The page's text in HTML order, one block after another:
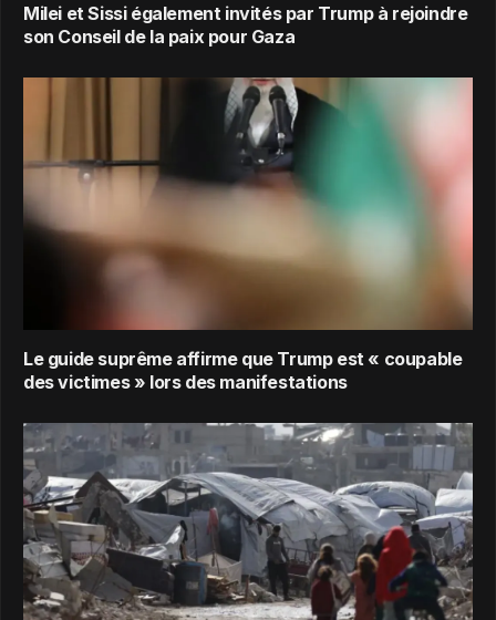
Milei et Sissi également invités par Trump à rejoindre
son Conseil de la paix pour Gaza
Le guide suprême affirme que Trump est « coupable
des victimes » lors des manifestations